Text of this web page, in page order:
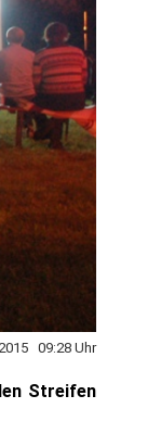
09:28 Uhr
Streifen